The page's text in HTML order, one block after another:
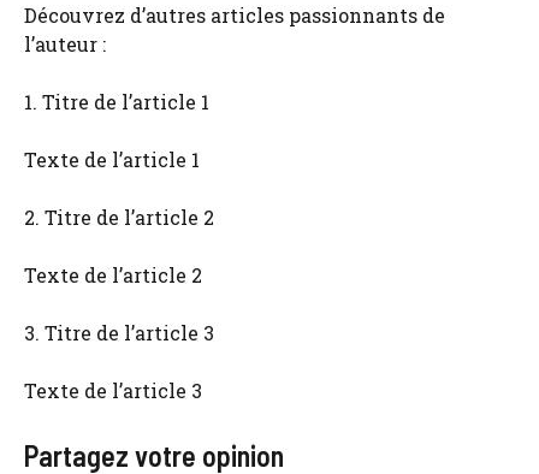
Découvrez d’autres articles passionnants de
l’auteur :
1. Titre de l’article 1
Texte de l’article 1
2. Titre de l’article 2
Texte de l’article 2
3. Titre de l’article 3
Texte de l’article 3
Partagez votre opinion